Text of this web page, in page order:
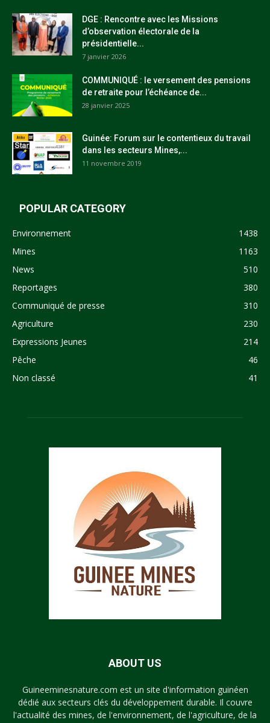
DGE : Rencontre avec les Missions
d’observation électorale de la
présidentielle...
7 janvier 2026
COMMUNIQUÉ : le versement des pensions
de retraite pour l’échéance de...
28 janvier 2025
Guinée: Forum sur le contentieux du travail
dans les secteurs Mines,...
11 novembre 2019
POPULAR CATEGORY
Environnement
1438
Mines
1163
News
510
Reportages
380
Communiqué de presse
310
Agriculture
230
Expressions Jeunes
214
Pêche
46
Non classé
41
ABOUT US
Guineeminesnature.com est un site d'information guinéen
dédié aux secteurs clés du développement durable. Il couvre
l'actualité des mines, de l'environnement, de l'agriculture, de la